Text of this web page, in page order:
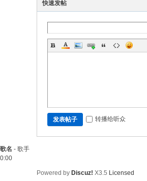
快速发帖
发表帖子 转播给听众
歌名 - 歌手
0:00
Powered by Discuz! X3.5 Licensed